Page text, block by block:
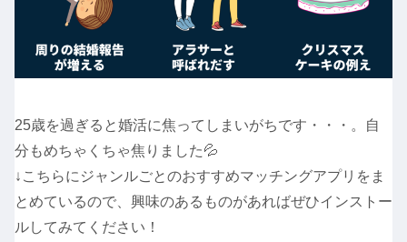
25歳を過ぎると婚活に焦ってしまいがちです・・・。自
分もめちゃくちゃ焦りました💦
↓こちらにジャンルごとのおすすめマッチングアプリをま
とめているので、興味のあるものがあればぜひインストー
ルしてみてください！